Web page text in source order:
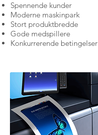
Spennende kunder
Moderne maskinpark
Stort produktbredde
Gode medspillere
Konkurrerende betingelser